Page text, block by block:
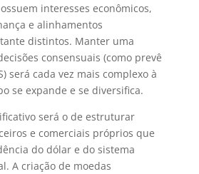
interesses econômicos,
e alinhamentos
distintos. Manter uma
consensuais (como prevê
será cada vez mais complexo à
se expande e se diversifica.
será o de estruturar
e comerciais próprios que
do dólar e do sistema
A criação de moedas